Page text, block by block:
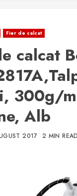
Fier de calcat
calcat
300g/
Alb
2017 2 MIN READ